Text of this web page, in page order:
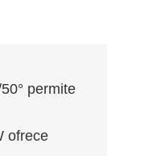
permite
ofrece